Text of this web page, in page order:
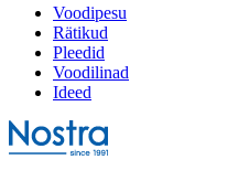
Voodipesu
Rätikud
Pleedid
Voodilinad
Ideed